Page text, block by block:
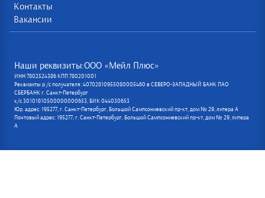
Контакты
Вакансии
Наши реквизиты:ООО «Мейл Плюс»
ИНН 7802524386 КПП 780201001
Реквизиты р /с получателя: 40702810955080005460 в СЕВЕРО-ЗАПАДНЫЙ БАНК ПАО
СБЕРБАНК г. Санкт-Петербург
к/с 30101810500000000653, БИК 044030653
Юр. адрес: 195277, г. Санкт-Петербург, Большой Сампсониевский пр-кт, дом № 29, литера А
Почтовый адрес: 195277, г. Санкт-Петербург, Большой Сампсониевский пр-кт, дом № 29, литера
А